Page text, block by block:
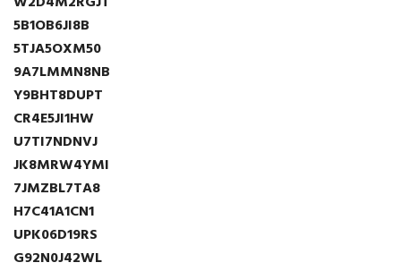
5B1OB6JI8B
5TJA5OXM50
9A7LMMN8NB
Y9BHT8DUPT
CR4E5JI1HW
U7TI7NDNVJ
JK8MRW4YMI
7JMZBL7TA8
H7C41A1CN1
UPK06D19RS
G92N0J42WL